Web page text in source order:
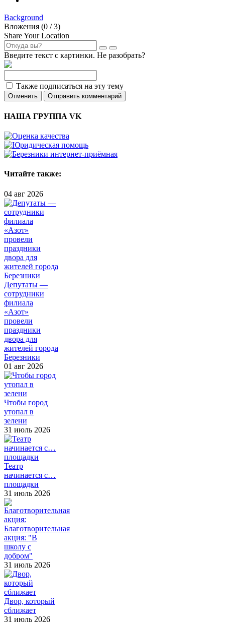
Background
Вложения (0 / 3)
Share Your Location
Введите текст с картинки. Не разобрать?
Также подписаться на эту тему
Отменить Отправить комментарий
НАША ГРУППА VK
Читайте также:
04 авг 2026
Депутаты —
сотрудники
филиала
«Азот»
провели
праздники
двора для
жителей города
Березники
01 авг 2026
Чтобы город
утопал в
зелени
31 июль 2026
Театр
начинается с…
площадки
31 июль 2026
Благотворительная
акция: "В
школу с
добром"
31 июль 2026
Двор, который
сближает
31 июль 2026